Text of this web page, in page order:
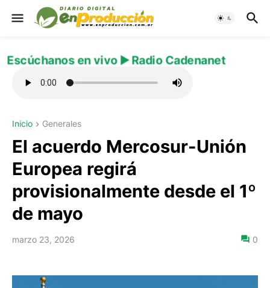
Escúchanos en vivo ▶️ Radio Cadenanet
Inicio Generales
El acuerdo Mercosur-Unión
Europea regirá
provisionalmente desde el 1º
de mayo
marzo 23, 2026 0